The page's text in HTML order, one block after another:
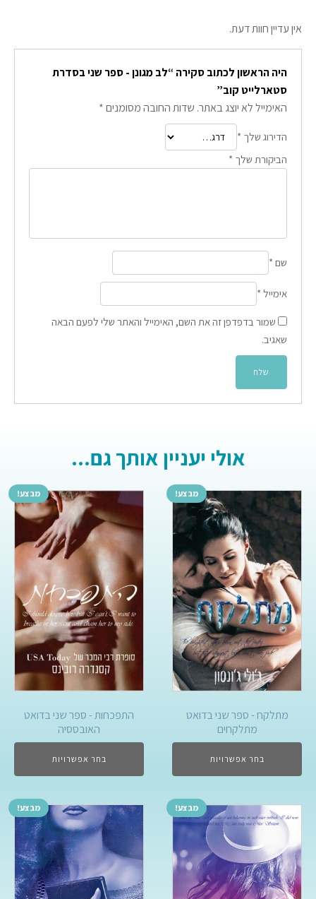
אין עדיין חוות דעת.
היה הראשון לכתוב סקירה “לב מגונן - ספר שני בסדרת
סטארלייט קוב”
האימייל לא יוצג באתר. שדות החובה מסומנים*
הדירוג שלך *
הביקורת שלך *
שם *
אימייל *
שמור בדפדפן זה את השם, האימייל והאתר שלי לפעם הבאה
שאגיב.
אולי יעניין אותך גם...
מבצע!
מתלקח - ספר שני בדואט
מתלקחים
בחר אפשרויות
מבצע!
התפכחות - ספר שני בדואט
האובססיה
בחר אפשרויות
מבצע! מבצע!